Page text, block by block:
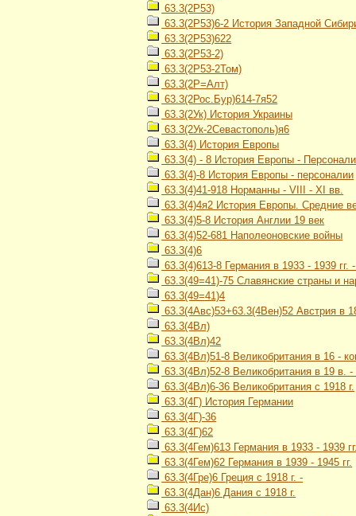
63.3(2Р53)
63.3(2Р53)6-2 История Западной
63.3(2Р53)622
63.3(2Р53-2)
63.3(2Р53-2Том)
63.3(2Р=Алт)
63.3(2Рос.Бур)614-7я52
63.3(2Ук) История Украины
63.3(2Ук-2Севастополь)я6
63.3(4) История Европы
63.3(4) - 8 История Европы -
63.3(4)-8 История Европы - персоналии
63.3(4)41-918 Норманны - VIII - XI вв.
63.3(4)4я2 История Европы. Средние
63.3(4)5-8 История Англии 19 век
63.3(4)52-681 Наполеоновские войны
63.3(4)6
63.3(4)613-8 Германия в 1933 - 1939 гг.
63.3(49=41)-75 Славянские страны и
63.3(49=41)4
63.3(4Авс)53+63.3(4Вен)52 Австрия в
63.3(4Вл)
63.3(4Вл)42
63.3(4Вл)51-8 Великобритания в 16 -
63.3(4Вл)52-8 Великобритания в 19 в. -
63.3(4Вл)6-36 Великобритания с 1918 г.
63.3(4Г) История Германии
63.3(4Г)-36
63.3(4Г)62
63.3(4Гем)613 Германия в 1933 - 1939
63.3(4Гем)62 Германия в 1939 - 1945 гг.
63.3(4Гре)6 Греция с 1918 г. -
63.3(4Дан)6 Дания с 1918 г.
63.3(4Ис)